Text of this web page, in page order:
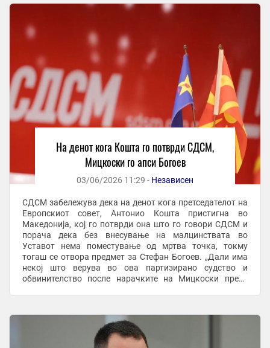
На денот кога Кошта го потврди СДСМ,
Мицкоски го апси Богоев
03/06/2026 11:29 - Независен
СДСМ забележува дека на денот кога претседателот на
Европскиот совет, Антонио Кошта пристигна во
Македонија, кој го потврди она што го говори СДСМ и
порача дека без внесување на малцинствата во
Уставот нема поместување од мртва точка, токму
тогаш се отвора предмет за Стефан Богоев. „Дали има
некој што верува во ова партизирано судство и
обвинителство после нарачките на Мицкоски преку